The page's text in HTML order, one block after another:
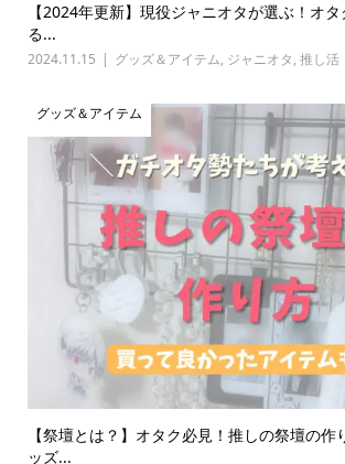
【2024年更新】現役ジャニオタが選ぶ！オ
る...
2024.11.15 グッズ＆アイテム, ジャニオタ, 推し活
グッズ＆アイテム
【祭壇とは？】オタク必見！推しの祭壇の作
ッズ...